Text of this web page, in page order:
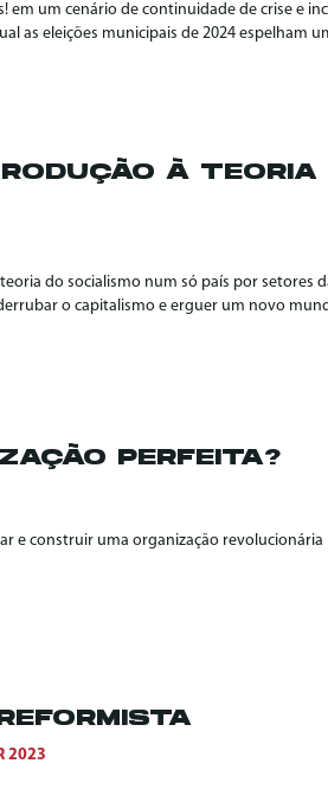
em um cenário de continuidade de crise e
as eleições municipais de 2024 espelham
À TEORIA
do socialismo num só país por setores
o capitalismo e erguer um novo
PERFEITA?
e construir uma organização revolucionária
2023